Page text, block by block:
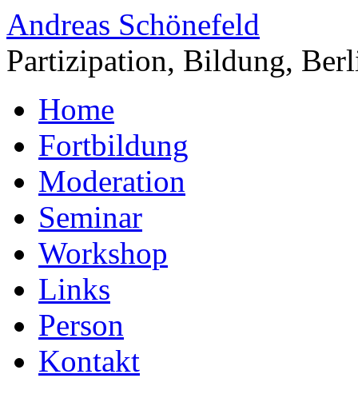
Andreas Schönefeld
Partizipation, Bildung,
Home
Fortbildung
Moderation
Seminar
Workshop
Links
Person
Kontakt